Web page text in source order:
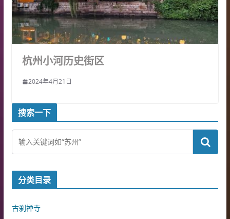
杭州小河历史街区
2024年4月21日
搜索一下
分类目录
古刹禅寺